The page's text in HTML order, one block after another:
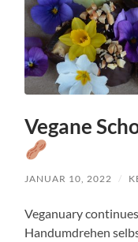
Vegane
JANUAR 10, 2022 /
Veganuary
Handumdrehen